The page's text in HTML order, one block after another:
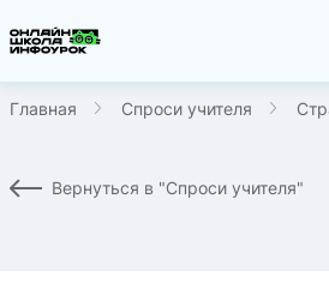
Главная Спроси учителя
Вернуться в "Спроси учителя"